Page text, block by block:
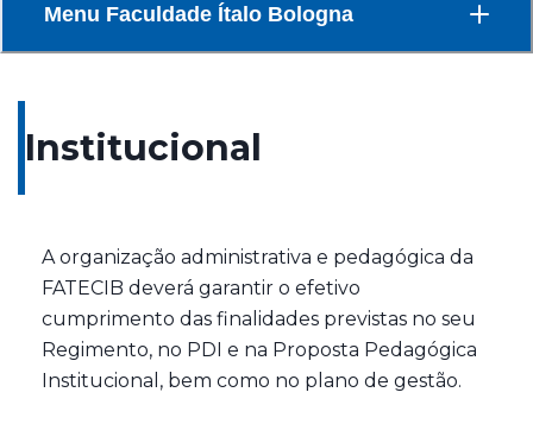
Menu Faculdade Ítalo Bologna
Institucional
A organização administrativa e pedagógica da
FATECIB deverá garantir o efetivo
cumprimento das finalidades previstas no seu
Regimento, no PDI e na Proposta Pedagógica
Institucional, bem como no plano de gestão.